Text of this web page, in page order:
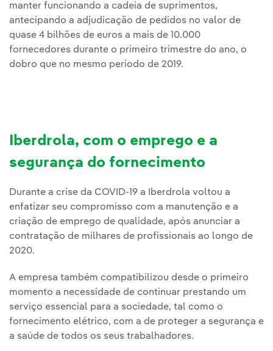
manter funcionando a cadeia de suprimentos,
antecipando a adjudicação de pedidos no valor de
quase 4 bilhões de euros a mais de 10.000
fornecedores durante o primeiro trimestre do ano, o
dobro que no mesmo período de 2019.
Iberdrola, com o emprego e a
segurança do fornecimento
Durante a crise da COVID-19 a Iberdrola voltou a
enfatizar seu compromisso com a manutenção e a
criação de emprego de qualidade, após anunciar a
contratação de milhares de profissionais ao longo de
2020.
A empresa também compatibilizou desde o primeiro
momento a necessidade de continuar prestando um
serviço essencial para a sociedade, tal como o
fornecimento elétrico, com a de proteger a segurança e
a saúde de todos os seus trabalhadores.